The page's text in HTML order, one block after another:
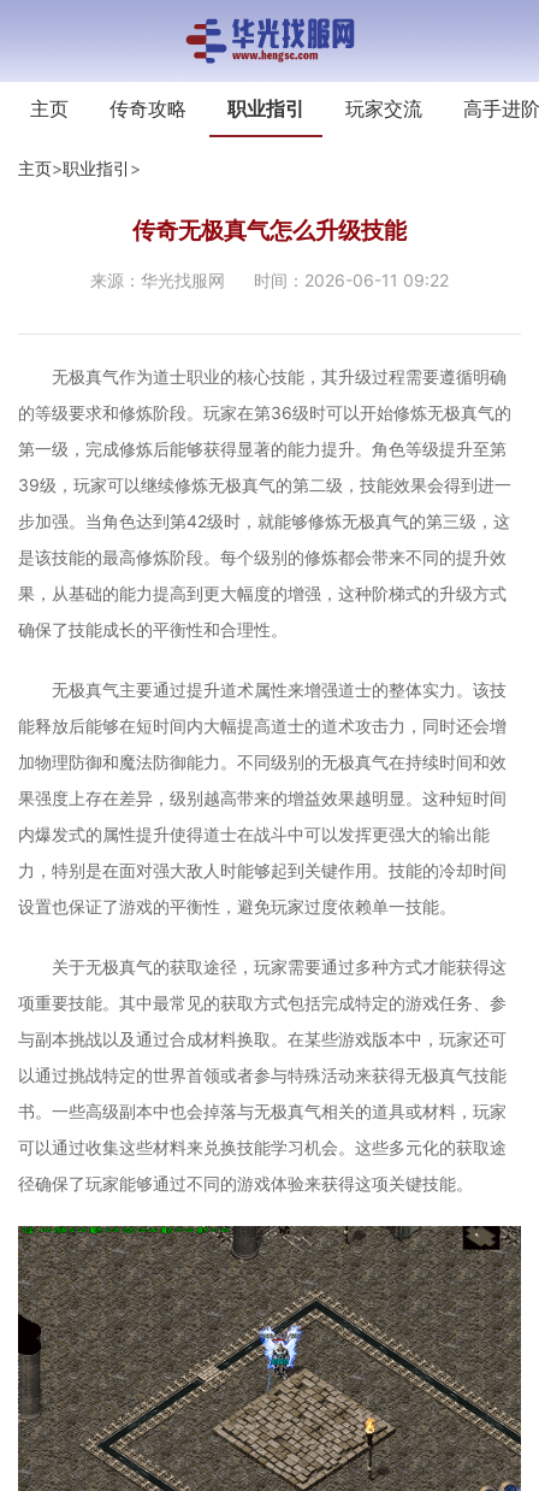
主页 传奇攻略 职业指引 玩家交流 高手进阶
主页>职业指引 >
传奇无极真气怎么升级技能
来源：华光找服网 时间：2026-06-11 09:22
无极真气作为道士职业的核心技能，其升级过程需要遵循明确
的等级要求和修炼阶段。玩家在第36级时可以开始修炼无极真气的
第一级，完成修炼后能够获得显著的能力提升。角色等级提升至第
39级，玩家可以继续修炼无极真气的第二级，技能效果会得到进一
步加强。当角色达到第42级时，就能够修炼无极真气的第三级，这
是该技能的最高修炼阶段。每个级别的修炼都会带来不同的提升效
果，从基础的能力提高到更大幅度的增强，这种阶梯式的升级方式
确保了技能成长的平衡性和合理性。
无极真气主要通过提升道术属性来增强道士的整体实力。该技
能释放后能够在短时间内大幅提高道士的道术攻击力，同时还会增
加物理防御和魔法防御能力。不同级别的无极真气在持续时间和效
果强度上存在差异，级别越高带来的增益效果越明显。这种短时间
内爆发式的属性提升使得道士在战斗中可以发挥更强大的输出能
力，特别是在面对强大敌人时能够起到关键作用。技能的冷却时间
设置也保证了游戏的平衡性，避免玩家过度依赖单一技能。
关于无极真气的获取途径，玩家需要通过多种方式才能获得这
项重要技能。其中最常见的获取方式包括完成特定的游戏任务、参
与副本挑战以及通过合成材料换取。在某些游戏版本中，玩家还可
以通过挑战特定的世界首领或者参与特殊活动来获得无极真气技能
书。一些高级副本中也会掉落与无极真气相关的道具或材料，玩家
可以通过收集这些材料来兑换技能学习机会。这些多元化的获取途
径确保了玩家能够通过不同的游戏体验来获得这项关键技能。